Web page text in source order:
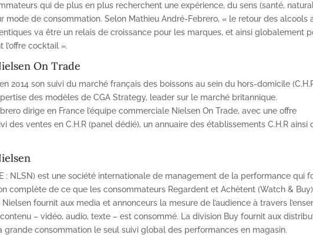
qui de plus en plus recherchent une expérience, du sens (santé,
mode de consommation. Selon Mathieu André-Febrero, « le retour des alcools
va être un relais de croissance pour les marques, et ainsi globalement
l’offre cocktail ».
On Trade
2014 son suivi du marché français des boissons au sein du hors-domicile
des modèles de CGA Strategy, leader sur le marché britannique.
dirige en France l’équipe commerciale Nielsen On Trade, avec une offre
des ventes en C.H.R (panel dédié), un annuaire des établissements C.H.R ainsi
: NLSN) est une société internationale de management de la performance qui
complète de ce que les consommateurs Regardent et Achètent (Watch &
fournit aux media et annonceurs la mesure de l’audience à travers
– vidéo, audio, texte – est consommé. La division Buy fournit aux
grande consommation le seul suivi global des performances en magasin.